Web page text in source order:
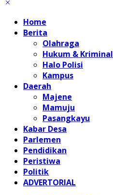
Home
Berita
Olahraga
Hukum & Kriminal
Halo Polisi
Kampus
Daerah
Majene
Mamuju
Pasangkayu
Kabar Desa
Parlemen
Pendidikan
Peristiwa
Politik
ADVERTORIAL